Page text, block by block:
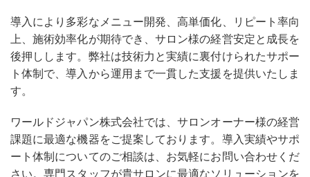
導入により多彩なメニュー開発、高単価化、リピート率向
上、施術効率化が期待でき、サロン様の経営安定と成長を
後押しします。弊社は技術力と実績に裏付けられたサポー
ト体制で、導入から運用まで一貫した支援を提供いたしま
す。
ワールドジャパン株式会社では、サロンオーナー様の経営
課題に最適な機器をご提案しております。導入実績やサポ
ート体制についてのご相談は、お気軽にお問い合わせくだ
さい。専門スタッフが貴サロンに最適なソリューションを